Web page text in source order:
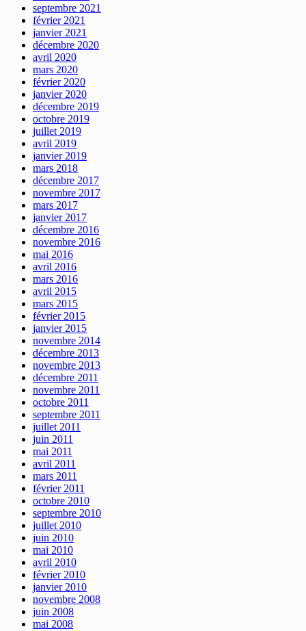
septembre 2021
février 2021
janvier 2021
décembre 2020
avril 2020
mars 2020
février 2020
janvier 2020
décembre 2019
octobre 2019
juillet 2019
avril 2019
janvier 2019
mars 2018
décembre 2017
novembre 2017
mars 2017
janvier 2017
décembre 2016
novembre 2016
mai 2016
avril 2016
mars 2016
avril 2015
mars 2015
février 2015
janvier 2015
novembre 2014
décembre 2013
novembre 2013
décembre 2011
novembre 2011
octobre 2011
septembre 2011
juillet 2011
juin 2011
mai 2011
avril 2011
mars 2011
février 2011
octobre 2010
septembre 2010
juillet 2010
juin 2010
mai 2010
avril 2010
février 2010
janvier 2010
novembre 2008
juin 2008
mai 2008